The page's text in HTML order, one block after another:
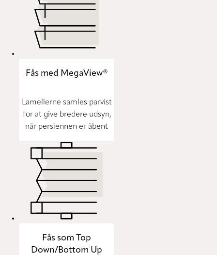
Fås med MegaView®
Lamellerne samles parvist
for at give bredere udsyn,
når persiennen er åbent
Fås som Top
Down/Bottom Up